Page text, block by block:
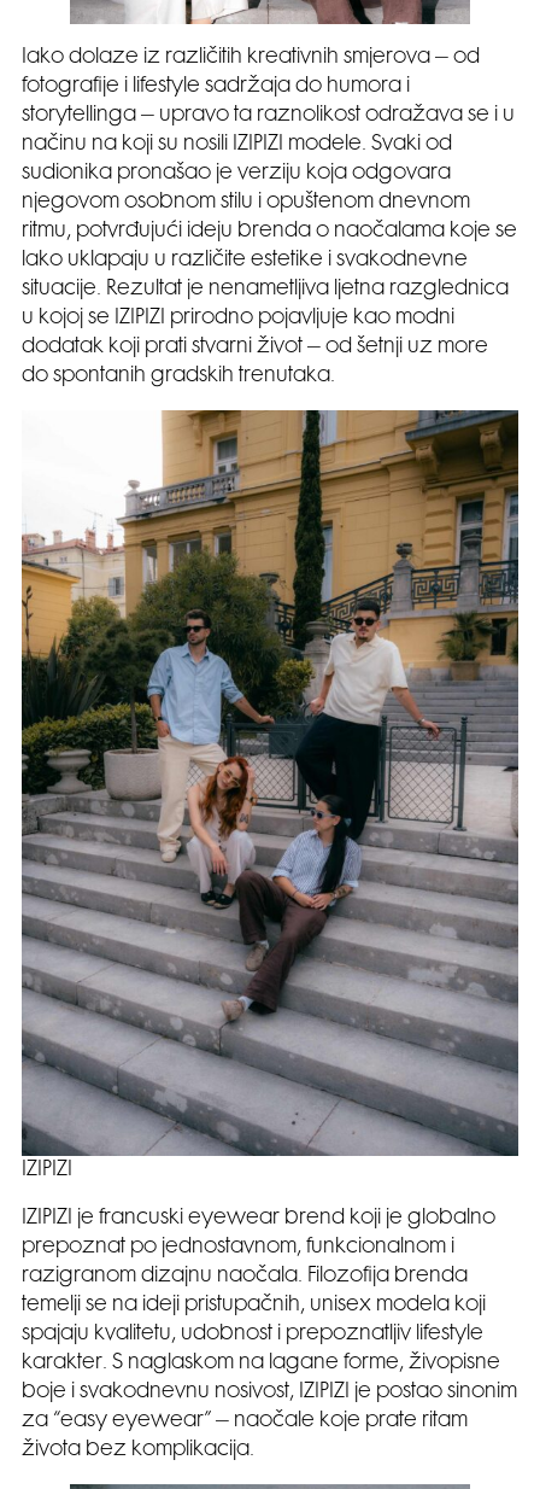
Iako dolaze iz različitih kreativnih smjerova – od
fotografije i lifestyle sadržaja do humora i
storytellinga – upravo ta raznolikost odražava se i u
načinu na koji su nosili IZIPIZI modele. Svaki od
sudionika pronašao je verziju koja odgovara
njegovom osobnom stilu i opuštenom dnevnom
ritmu, potvrđujući ideju brenda o naočalama koje se
lako uklapaju u različite estetike i svakodnevne
situacije. Rezultat je nenametljiva ljetna razglednica
u kojoj se IZIPIZI prirodno pojavljuje kao modni
dodatak koji prati stvarni život – od šetnji uz more
do spontanih gradskih trenutaka.
IZIPIZI
IZIPIZI je francuski eyewear brend koji je globalno
prepoznat po jednostavnom, funkcionalnom i
razigranom dizajnu naočala. Filozofija brenda
temelji se na ideji pristupačnih, unisex modela koji
spajaju kvalitetu, udobnost i prepoznatljiv lifestyle
karakter. S naglaskom na lagane forme, živopisne
boje i svakodnevnu nosivost, IZIPIZI je postao sinonim
za “easy eyewear” – naočale koje prate ritam
života bez komplikacija.